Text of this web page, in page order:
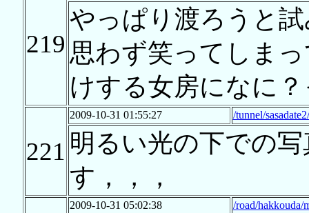
219
やっぱり渡ろうと
思わず笑ってしま
けする女房になに
221
2009-10-31 01:55:27 /tunnel/
明るい光の下での
す，，，
2009-10-31 05:02:38 /road/hakkouda/